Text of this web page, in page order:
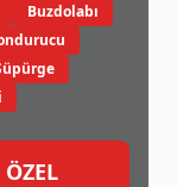
Buzdolabı